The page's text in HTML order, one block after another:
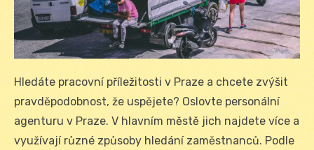
Hledáte pracovní příležitosti v Praze a chcete zvýšit
pravděpodobnost, že uspějete? Oslovte personální
agenturu v Praze. V hlavním městě jich najdete více a
využívají různé způsoby hledání zaměstnanců. Podle